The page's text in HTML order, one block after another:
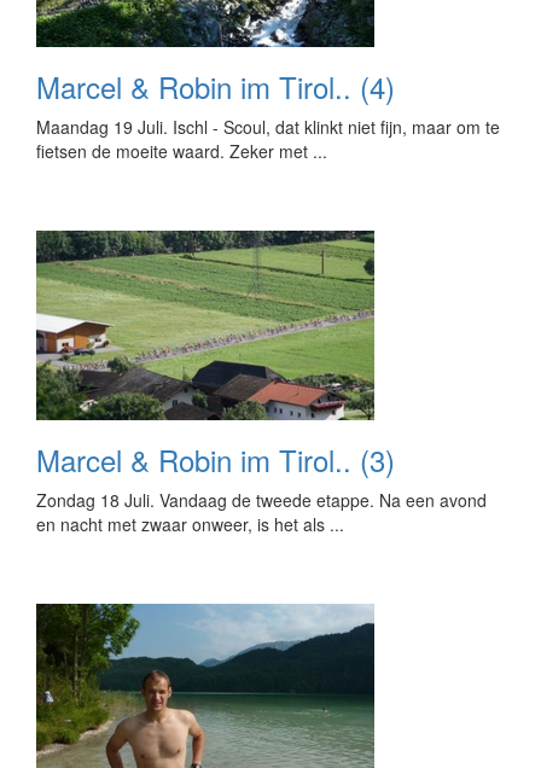
Marcel & Robin im Tirol.. (4)
Maandag 19 Juli. Ischl - Scoul, dat klinkt niet fijn, maar om te
fietsen de moeite waard. Zeker met ...
Marcel & Robin im Tirol.. (3)
Zondag 18 Juli. Vandaag de tweede etappe. Na een avond
en nacht met zwaar onweer, is het als ...